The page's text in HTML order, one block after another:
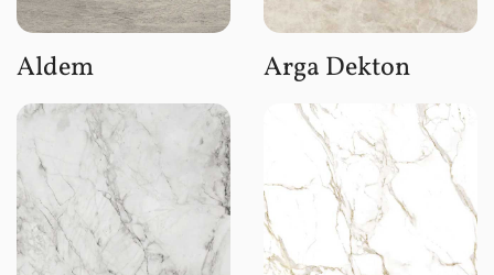
Aldem Arga Dekton